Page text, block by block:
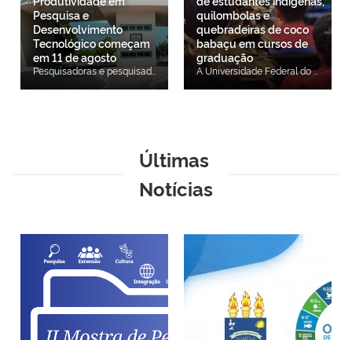
Pesquisa e
Desenvolvimento
Tecnológico começam
em 11 de agosto
quilombolas e
quebradeiras de coco
babaçu em cursos de
graduação
A Universidade Federal do Piauí (UFPI), por meio da Pró-Reitoria de Ensino de Graduação (PREG), lançou o edital do Processo Seletivo Específico e Diferenciado (PSED) para o preenchimento de 156 vagas remanescentes destinadas à Política de Inclusão de estudantes indígenas, quilombolas e quebradeiras de coco babaçu nos cursos de graduação da Instituição. O ingresso dos candidatos selecionados ocorrerá no período letivo 2026.2. As inscrições estarão abertas de 5 a 12 de agosto, exclusivamente por meio de formulário eletrônico. As 156 vagas estão distribuídas entre cursos de graduação ofertados nos campi da UFPI e integram a Política de Inclusão de estudantes indígenas, quilombolas e quebradeiras de coco babaçu, instituída pela Resolução CONSUN/UFPI nº 402/2026. Podem participar do processo seletivo candidatos autodeclarados e reconhecidos como indígenas, quilombolas ou quebradeiras de coco babaçu, que tenham concluído o Ensino Médio ou equivalente e atendam aos critérios estabelecidos no edital, nas Normas Gerais de Graduação da UFPI (Resolução CEPEX/UFPI nº 177/2012 e suas alterações) e na Política de Inclusão da Universidade. Caso as vagas não sejam totalmente preenchidas na Chamada Regular (1ª convocação), os candidatos classificados poderão ser convocados por meio de lista de espera, conforme editais específicos que serão divulgados na página oficial da UFPI. O processo seletivo será realizado em três etapas. A primeira consiste na verificação dos requisitos e da documentação apresentada no ato da inscrição, de caráter eliminatório. A segunda corresponde à análise das notas do Histórico Escolar, de caráter classificatório. Já a terceira etapa será uma prova de redação presencial, em Língua Portuguesa, de caráter eliminatório e classificatório. A prova de redação terá duração de duas horas e será aplicada na data prevista no cronograma do edital, no município escolhido pelo candidato durante a inscrição: Teresina, Picos, Floriano ou Bom Jesus. O local de realização da prova, com informações sobre estabelecimento, endereço e sala, será divulgado posteriormente na página oficial do processo seletivo, de acordo com o município indicado pelo candidato no momento da inscrição. O resultado final será divulgado em 28 de agosto. O edital completo, o formulário de inscrição e o cronograma do processo seletivo estão disponíveis na página oficial do PSED da UFPI. Acesse o edital.
Últimas
Notícias